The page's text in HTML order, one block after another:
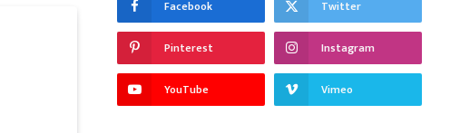
Facebook Twitter
Pinterest Instagram
YouTube Vimeo